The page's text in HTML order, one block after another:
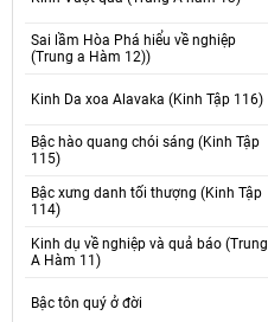
Sai lầm Hòa Phá hiểu về nghiệp
(Trung a Hàm 12))
Kinh Da xoa Alavaka (Kinh Tập 116)
Bậc hào quang chói sáng (Kinh Tập
115)
Bậc xưng danh tối thượng (Kinh Tập
114)
Kinh dụ về nghiệp và quả báo (Trung
A Hàm 11)
Bậc tôn quý ở đời